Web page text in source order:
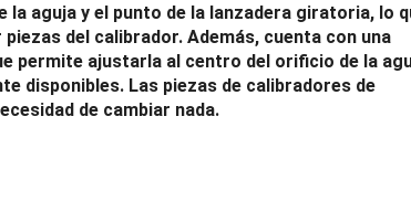
aguja y el punto de la lanzadera giratoria, lo
del calibrador. Además, cuenta con una
permite ajustarla al centro del orificio de la
disponibles. Las piezas de calibradores de
de cambiar nada.